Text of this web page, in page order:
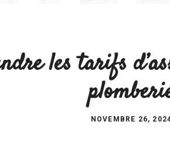
les tarifs
NOVEMBRE 26,